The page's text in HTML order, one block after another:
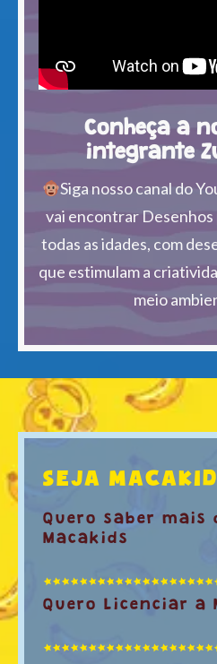
Conheça a
integrante
Siga nosso canal do
vai encontrar Desenhos
todas as idades, com
que estimulam a
meio
SEJA
Quero saber mais
Macakids
Quero Licenciar a